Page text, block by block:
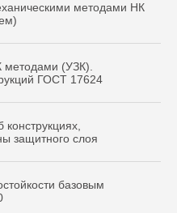
методами НК
методами (УЗК).
ГОСТ 17624
защитного слоя
базовым